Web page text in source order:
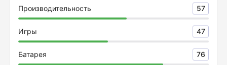
Производительность 57
Игры 47
Батарея 76